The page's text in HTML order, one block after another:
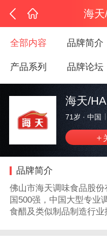
海天
全部内容 品牌简介
产品系列 品牌论坛
海天/
71岁 · 中国
品牌简介
佛山市海天调味食品股
国500强，中国大型专业
食醋及类似制品制造行业